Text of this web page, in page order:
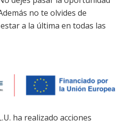
no te olvides de
a la última en todas las
ha realizado acciones